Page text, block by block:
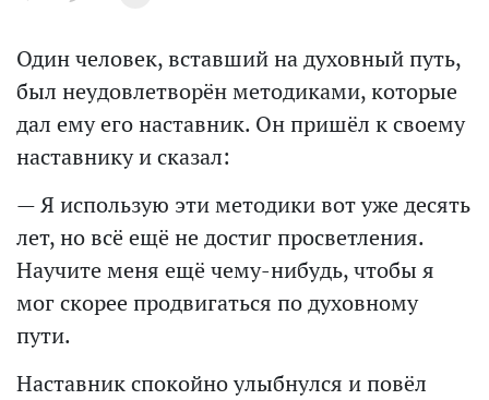
Один человек, вставший на духовный путь,
был неудовлетворён методиками, которые
дал ему его наставник. Он пришёл к своему
наставнику и сказал:
— Я использую эти методики вот уже десять
лет, но всё ещё не достиг просветления.
Научите меня ещё чему-нибудь, чтобы я
мог скорее продвигаться по духовному
пути.
Наставник спокойно улыбнулся и повёл